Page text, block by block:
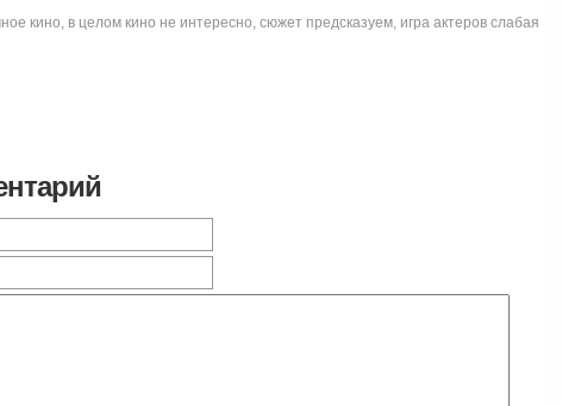
кино, в целом кино не интересно, сюжет предсказуем, игра актеров слабая